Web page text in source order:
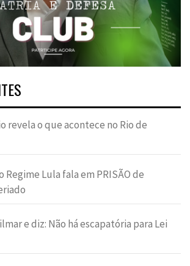
revela o que acontece no Rio de
Regime Lula fala em PRISÃO de
e diz: Não há escapatória para Lei